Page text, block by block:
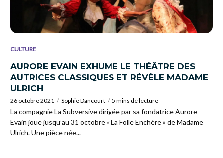
CULTURE
AURORE EVAIN EXHUME LE THÉÂTRE DES
AUTRICES CLASSIQUES ET RÉVÈLE MADAME
ULRICH
26 octobre 2021 Sophie Dancourt 5 mins de lecture
La compagnie La Subversive dirigée par sa fondatrice Aurore
Evain joue jusqu’au 31 octobre « La Folle Enchère » de Madame
Ulrich. Une pièce née...